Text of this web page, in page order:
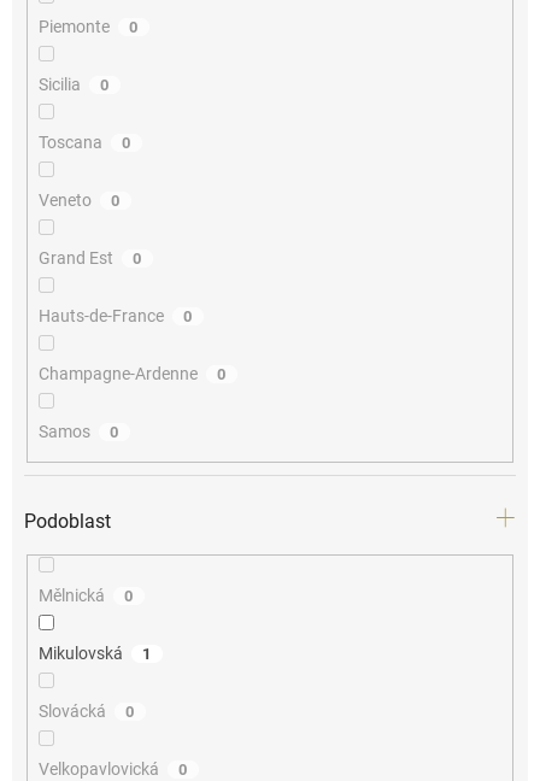
Piemonte 0
Sicilia 0
Toscana 0
Veneto 0
Grand Est 0
Hauts-de-France 0
Champagne-Ardenne 0
Samos 0
Podoblast
Mělnická 0
Mikulovská 1
Slovácká 0
Velkopavlovická 0